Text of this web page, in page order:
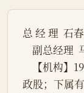
总 经 理  石
副总经
【机构
政股；下属